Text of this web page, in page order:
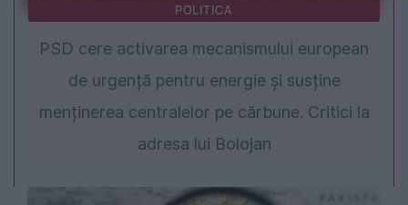
POLITICA
PSD cere activarea mecanismului european
de urgență pentru energie și susține
menținerea centralelor pe cărbune. Critici la
adresa lui Bolojan